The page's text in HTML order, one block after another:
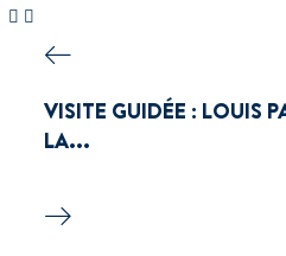
VISITE GUIDÉE : LOUIS
LA...